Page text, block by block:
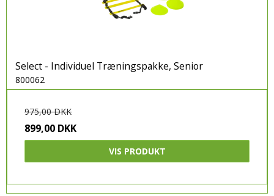
Select - Individuel Træningspakke, Senior
800062
975,00 DKK
899,00 DKK
VIS PRODUKT